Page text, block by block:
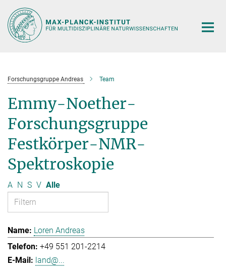
Hauptinhalt
Forschungsgruppe Andreas Team
Emmy-Noether-
Forschungsgruppe
Festkörper-NMR-
Spektroskopie
A N S V Alle
Loren Andreas
+49 551 201-2214
land@...